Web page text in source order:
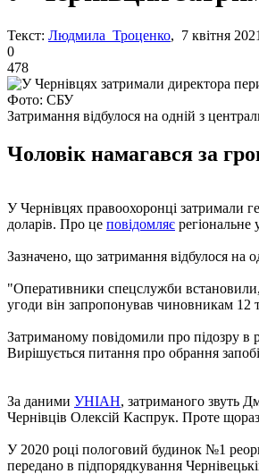
Текст: Людмила Троценко, 7 квітня
0
478
Фото: СБУ
Затримання відбулося на одній з
Чоловік намагався за
У Чернівцях правоохоронці затримали
доларів. Про це повідомляє регіональне
Зазначено, що затримання відбулося на
"Оперативники спецслужби
угоди він запропонував чиновникам 12
Затриманому повідомили про підозру в
Вирішується питання про обрання
За даними УНІАН, затриманого звуть
Чернівців Олексій Каспрук. Проте
У 2020 році пологовий будинок №1
передано в підпорядкування